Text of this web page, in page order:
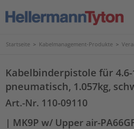
Startseite > Kabelmanagement-Produkte >
Kabelbinderpistole für 4.6-
pneumatisch, 1.057kg,
Art.-Nr. 110-09110
| MK9P w/ Upper air-